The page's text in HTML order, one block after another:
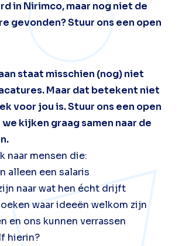
in Nirimco, maar nog niet de
gevonden? Stuur ons een open
staat misschien (nog) niet
Maar dat betekent niet
voor jou is. Stuur ons een open
kijken graag samen naar de
naar mensen die:
alleen een salaris
naar wat hen écht drijft
waar ideeën welkom zijn
en ons kunnen verrassen
hierin?